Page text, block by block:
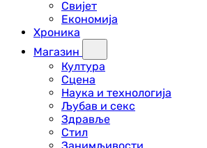
Свијет
Економија
Хроника
Магазин
Култура
Сцена
Наука и технологија
Љубав и секс
Здравље
Стил